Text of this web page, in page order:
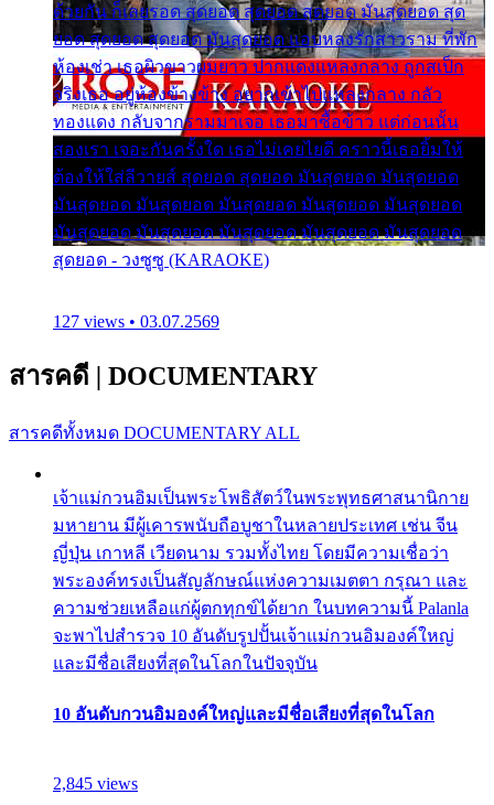
ด้วยกัน ก็เลยรอด สุดยอด สุดยอด สุดยอด มันสุดยอด สุด
ยอด สุดยอด สุดยอด มันสุดยอด แอบหลงรักสาวราม ที่พัก
ห้องเช่า เธอผิวขาวผมยาว ปากแดงแหลงกลาง ถูกสเป็ก
จริงเธอ อยู่ห้องข้างข้าง อยากเข้าไปแหลงกลาง กลัว
ทองแดง กลับจากรามมาเจอ เธอมาซื้อข้าว แต่ก่อนนั้น
สองเรา เจอะกันครั้งใด เธอไม่เคยไยดี คราวนี้เธอยิ้มให้
ต้องให้ใส่ลีวายส์ สุดยอด สุดยอด มันสุดยอด มันสุดยอด
มันสุดยอด มันสุดยอด มันสุดยอด มันสุดยอด มันสุดยอด
มันสุดยอด มันสุดยอด มันสุดยอด มันสุดยอด มันสุดยอด
สุดยอด - วงซูซู (KARAOKE)
127 views • 03.07.2569
สารคดี | DOCUMENTARY
สารคดีทั้งหมด DOCUMENTARY ALL
เจ้าแม่กวนอิมเป็นพระโพธิสัตว์ในพระพุทธศาสนานิกาย
มหายาน มีผู้เคารพนับถือบูชาในหลายประเทศ เช่น จีน
ญี่ปุ่น เกาหลี เวียดนาม รวมทั้งไทย โดยมีความเชื่อว่า
พระองค์ทรงเป็นสัญลักษณ์แห่งความเมตตา กรุณา และ
ความช่วยเหลือแก่ผู้ตกทุกข์ได้ยาก ในบทความนี้ Palanla
จะพาไปสำรวจ 10 อันดับรูปปั้นเจ้าแม่กวนอิมองค์ใหญ่
และมีชื่อเสียงที่สุดในโลกในปัจจุบัน
10 อันดับกวนอิมองค์ใหญ่และมีชื่อเสียงที่สุดในโลก
2,845 views